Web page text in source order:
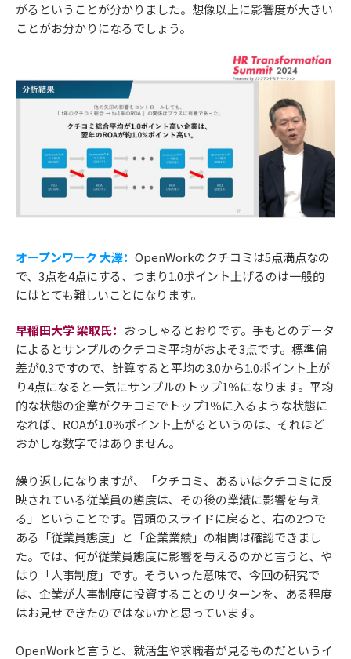
がるということが分かりました。想像以上に影響度が大きい
ことがお分かりになるでしょう。
オープンワーク 大澤： OpenWorkのクチコミは5点満点なの
で、3点を4点にする、つまり1.0ポイント上げるのは一般的
にはとても難しいことになります。
早稲田大学 梁取氏： おっしゃるとおりです。手もとのデータ
によるとサンプルのクチコミ平均がおよそ3点です。標準偏
差が0.3ですので、計算すると平均の3.0から1.0ポイント上が
り4点になると一気にサンプルのトップ1％になります。平均
的な状態の企業がクチコミでトップ1％に入るような状態に
なれば、ROAが1.0％ポイント上がるというのは、それほど
おかしな数字ではありません。
繰り返しになりますが、「クチコミ、あるいはクチコミに反
映されている従業員の態度は、その後の業績に影響を与え
る」ということです。冒頭のスライドに戻ると、右の2つで
ある「従業員態度」と「企業業績」の相関は確認できまし
た。では、何が従業員態度に影響を与えるのかと言うと、や
はり「人事制度」です。そういった意味で、今回の研究で
は、企業が人事制度に投資することのリターンを、ある程度
はお見せできたのではないかと思っています。
OpenWorkと言うと、就活生や求職者が見るものだというイ